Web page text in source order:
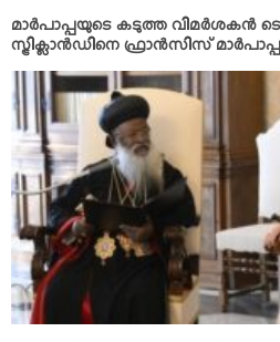
മാര്‍പാപ്പയുടെ കടുത്ത വിമര്‍ശകന്‍
സ്ട്രിക്ലാന്‍ഡിനെ ഫ്രാന്‍സിസ്